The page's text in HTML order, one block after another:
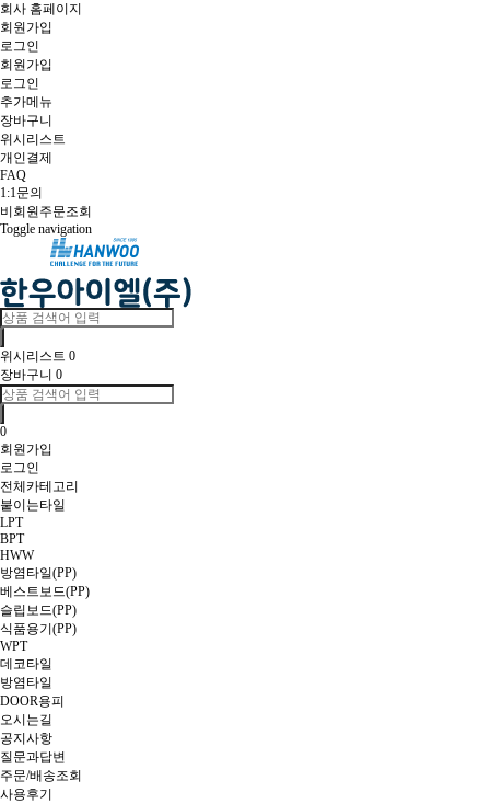
회사 홈페이지
회원가입
로그인
회원가입
로그인
추가메뉴
장바구니
위시리스트
개인결제
FAQ
1:1문의
비회원주문조회
Toggle navigation
위시리스트 0
장바구니 0
0
회원가입
로그인
전체카테고리
붙이는타일
LPT
BPT
HWW
방염타일(PP)
베스트보드(PP)
슬립보드(PP)
식품용기(PP)
WPT
데코타일
방염타일
DOOR용피
오시는길
공지사항
질문과답변
주문/배송조회
사용후기